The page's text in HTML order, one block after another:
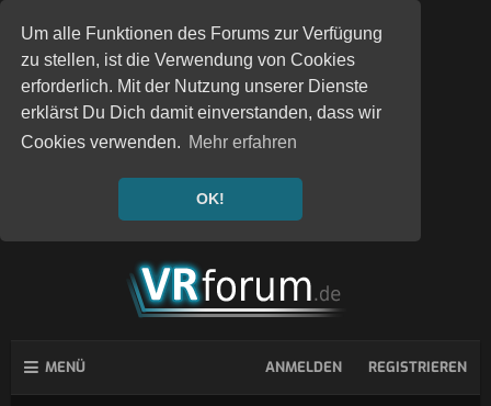
Um alle Funktionen des Forums zur Verfügung
zu stellen, ist die Verwendung von Cookies
erforderlich. Mit der Nutzung unserer Dienste
erklärst Du Dich damit einverstanden, dass wir
Cookies verwenden. Mehr erfahren
OK!
MENÜ ANMELDEN REGISTRIEREN